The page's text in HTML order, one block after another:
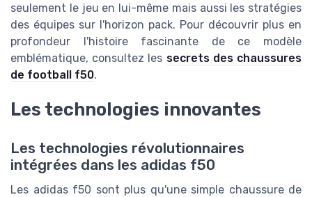
seulement le jeu en lui-même mais aussi les stratégies
des équipes sur l'horizon pack. Pour découvrir plus en
profondeur l'histoire fascinante de ce modèle
emblématique, consultez les secrets des chaussures
de football f50.
Les technologies innovantes
Les technologies révolutionnaires
intégrées dans les adidas f50
Les adidas f50 sont plus qu'une simple chaussure de